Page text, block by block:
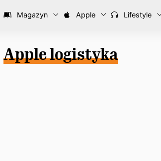
Magazyn Apple Lifestyle
Apple logistyka